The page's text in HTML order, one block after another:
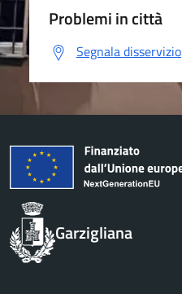
Problemi in città
Segnala disservizio
Garzigliana